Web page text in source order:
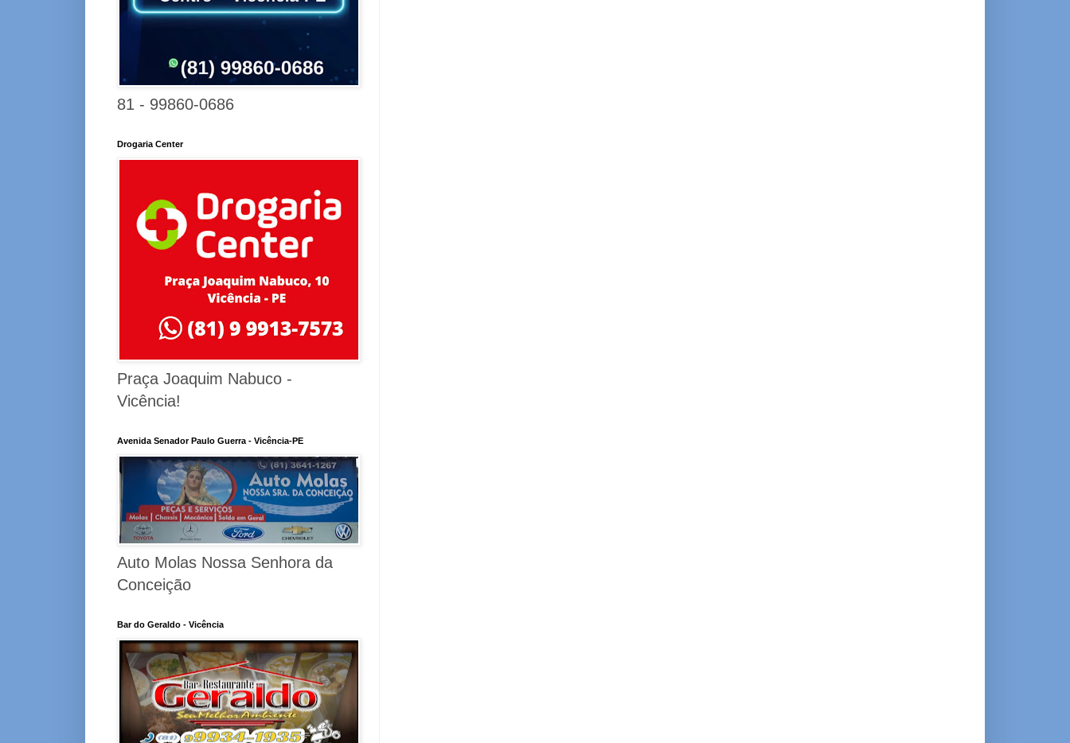
81 - 99860-0686
Drogaria Center
Praça Joaquim Nabuco -
Vicência!
Avenida Senador Paulo Guerra - Vicência-PE
Auto Molas Nossa Senhora da
Conceição
Bar do Geraldo - Vicência